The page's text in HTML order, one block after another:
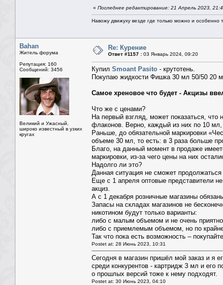
« Последнее редактирование: 21 Апрель 2023,
Навожу движуху везде где только можно и особенно
Bahan
Житель форума
Репутация: 160
Сообщений: 3456
Великий и Ужасный,
широко известный в узких
кругах
Re: Курение
Ответ #1157 : 03 Январь 2024, 09:20
Купил Smoant Pasito - крутотень.
Покупаю жидкости Фишка 30 мл 50/50 20
Самое хреновое что будет - Акцизы
Что же с ценами?
На первый взгляд, может показаться, что
флаконов. Верно, каждый из них по 10
Раньше, до обязательной маркировки
объеме 30 мл, то есть: в 3 раза больше
Благо, на данный момент в продаже
маркировки, из-за чего цены на них
Надолго ли это?
Данная ситуация не сможет продолжаться
Еще с 1 апреля оптовые представители
акциз.
А с 1 декабря розничные магазины
Запасы на складах магазинов не
никотином будут только варианты:
либо с малым объемом и не очень
либо с приемлемым объемом, но по
Так что пока есть возможность –
Postet at: 28 Июнь 2023, 10:31
Сегодня в магазин пришёл мой заказ и я
среди конкурентов - картридж 3 мл и его
о прошлых версий тоже к нему подходят.
Postet at: 30 Июнь 2023, 04:10